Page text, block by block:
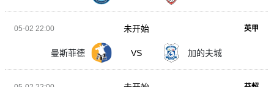
05-02 22:00 英甲
曼斯菲德 VS 加的夫城
未开始